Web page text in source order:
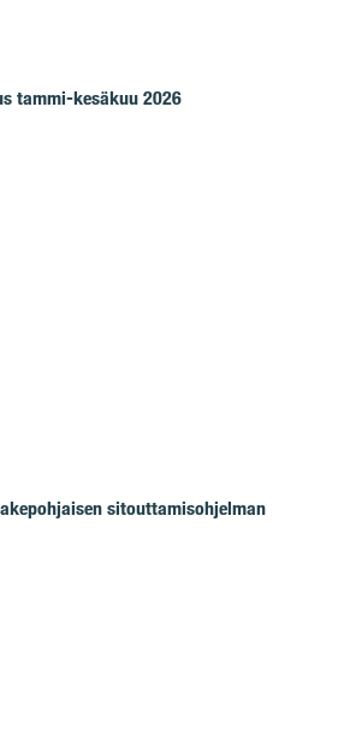
tammi-kesäkuu 2026
sitouttamisohjelman